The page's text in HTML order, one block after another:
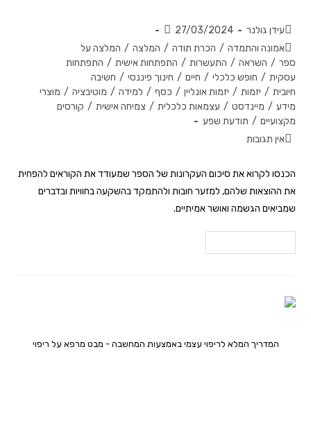
עידן גולנר
27/03/2024
אמונה והתמדה / הכרת תודה / המלצה / המלצה על
ספר / השראה / התעשרות / התפתחות אישית / התפתחות
עסקית / חופש כלכלי / חיים / חינוך פיננסי / חשיבה
חיובית / יזמות / יזמות אונליין / כסף / למידה / מוטיבציה / מוצרי
מידע / מיינדסט / עצמאות כלכלית / צמיחה אישית / קורסים
מקצועיים / תודעת שפע
אין תגובות
הכנסו לקרוא את סיכום העקרונות של הספר שמעודד את הקוראים להפחית
את ההוצאות שלהם, למזער חובות ולהתמקד בהשקעה בחוויות ובדברים
שמביאים הגשמה ואושר אמיתיים.
המדריך המלא לריפוי עצמי באמצעות המחשבה - מבט מרפא על ריפוי